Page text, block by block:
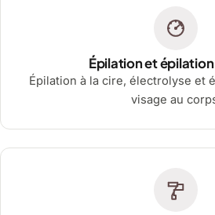
Épilation et épilation
Épilation à la cire, électrolyse et
visage au